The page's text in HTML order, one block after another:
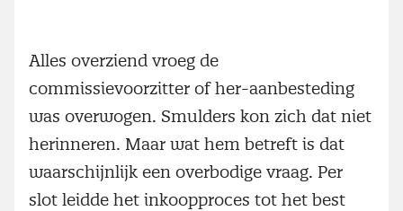
Alles overziend vroeg de
commissievoorzitter of her-aanbesteding
was overwogen. Smulders kon zich dat niet
herinneren. Maar wat hem betreft is dat
waarschijnlijk een overbodige vraag. Per
slot leidde het inkoopproces tot het best